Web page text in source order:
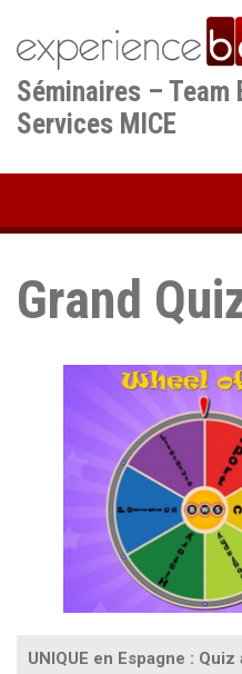
contenu
principal
Séminaires – Team
Services MICE
Grand
UNIQUE en Espagne :